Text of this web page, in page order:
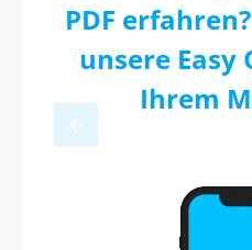
PDF
unsere Easy
Ihrem